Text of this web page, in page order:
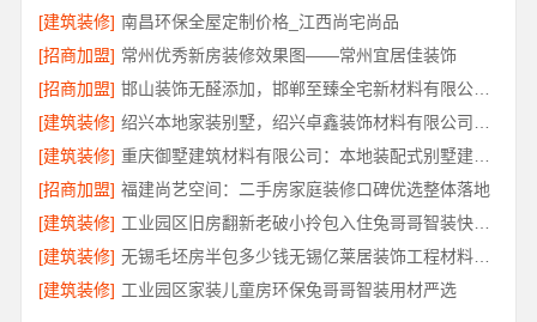
[建筑装修] 南昌环保全屋定制价格_江西尚宅尚品
[招商加盟] 常州优秀新房装修效果图——常州宜居佳装饰
[招商加盟]
邯山装饰无醛添加，邯郸至臻全宅新材料有限公司源头环保
[建筑装修]
[建筑装修]
重庆御墅建筑材料有限公司：本地装配式别墅建造零增项
[招商加盟] 福建尚艺空间：二手房家庭装修口碑优选整体落地
[建筑装修]
工业园区旧房翻新老破小拎包入住兔哥哥智装快速交付
[建筑装修]
无锡毛坯房半包多少钱无锡亿莱居装饰工程材料有限公司
[建筑装修] 工业园区家装儿童房环保兔哥哥智装用材严选